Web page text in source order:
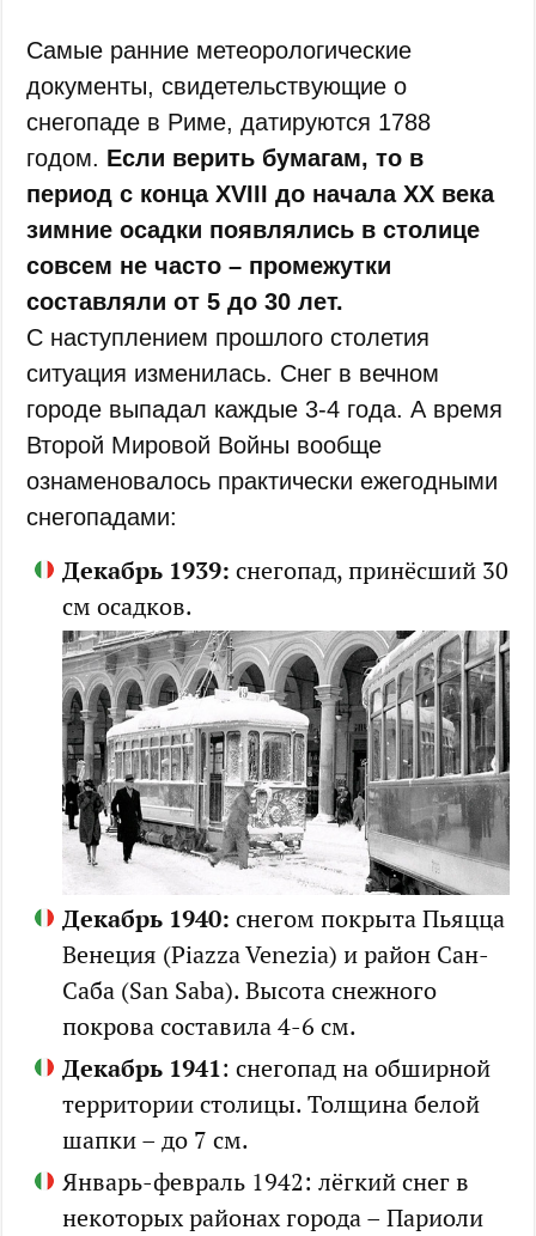
Самые ранние метеорологические
документы, свидетельствующие о
снегопаде в Риме, датируются 1788
годом. Если верить бумагам, то в
период с конца XVIII до начала ХХ века
зимние осадки появлялись в столице
совсем не часто – промежутки
составляли от 5 до 30 лет.
С наступлением прошлого столетия
ситуация изменилась. Снег в вечном
городе выпадал каждые 3-4 года. А время
Второй Мировой Войны вообще
ознаменовалось практически ежегодными
снегопадами:
Декабрь 1939: снегопад, принёсший 30
см осадков.
Декабрь 1940: снегом покрыта Пьяцца
Венеция (Piazza Venezia) и район Сан-
Саба (San Saba). Высота снежного
покрова составила 4-6 см.
Декабрь 1941: снегопад на обширной
территории столицы. Толщина белой
шапки – до 7 см.
Январь-февраль 1942: лёгкий снег в
некоторых районах города – Париоли